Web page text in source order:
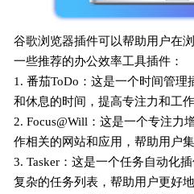
谷歌浏览器插件可以帮助用户在
一些推荐的办公效率工具插件：
1. 番茄ToDo：这是一个时间管
和休息的时间，提高专注力和工作
2. Focus@Will：这是一个专注力
作相关的网站和应用，帮助用户集
3. Tasker：这是一个任务自动化
复杂的任务列表，帮助用户更好